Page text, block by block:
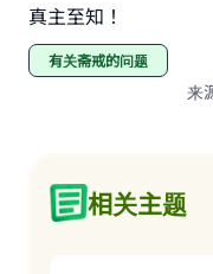
真主至知！
有关斋戒的问题
来
相关主题